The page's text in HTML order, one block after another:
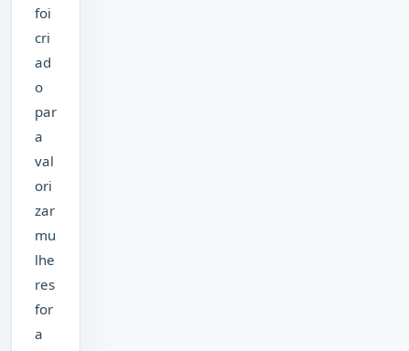
foi
cri
ad
o
par
a
val
ori
zar
mu
lhe
res
for
a